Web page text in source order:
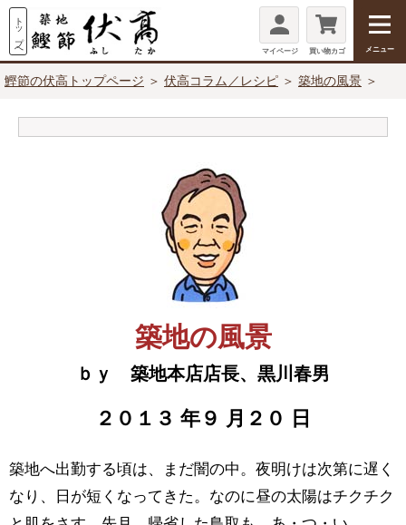
マイページ 買い物カゴ メニュー
鰹節の伏高トップページ ＞ 伏高コラム／レシピ ＞ 築地の風景 ＞
築地の風景
ｂｙ 築地本店店長、黒川春男
２０１３ 年 ９ 月 ２０ 日
築地へ出勤する頃は、まだ闇の中。夜明けは次第に遅く
なり、日が短くなってきた。なのに昼の太陽はチクチク